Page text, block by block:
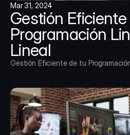
Mar 31, 2024
Gestión
Programación
Lineal
Gestión Eficiente de tu